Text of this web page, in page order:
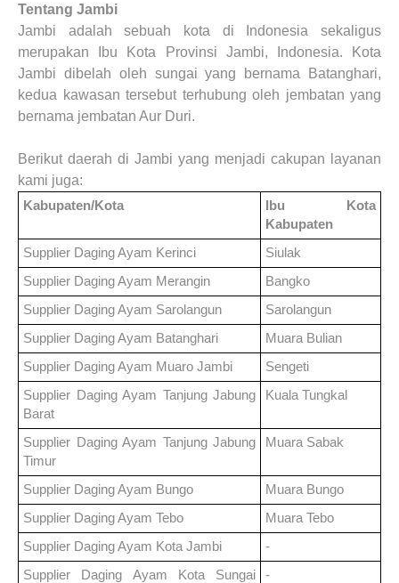
Tentang Jambi
Jambi adalah sebuah kota di Indonesia sekaligus
merupakan Ibu Kota Provinsi Jambi, Indonesia. Kota
Jambi dibelah oleh sungai yang bernama Batanghari,
kedua kawasan tersebut terhubung oleh jembatan yang
bernama jembatan Aur Duri.
Berikut daerah di Jambi yang menjadi cakupan layanan
kami juga:
Kabupaten/Kota
Ibu Kota
Kabupaten
Supplier Daging Ayam Kerinci
Siulak
Supplier Daging Ayam Merangin
Bangko
Supplier Daging Ayam Sarolangun
Sarolangun
Supplier Daging Ayam Batanghari
Muara Bulian
Supplier Daging Ayam Muaro Jambi
Sengeti
Supplier Daging Ayam Tanjung Jabung
Barat
Kuala Tungkal
Supplier Daging Ayam Tanjung Jabung
Timur
Muara Sabak
Supplier Daging Ayam Bungo
Muara Bungo
Supplier Daging Ayam Tebo
Muara Tebo
Supplier Daging Ayam Kota Jambi
-
Supplier Daging Ayam
Kota Sungai
-